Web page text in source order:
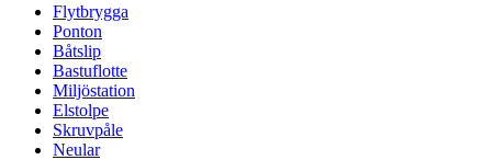
Flytbrygga
Ponton
Båtslip
Bastuflotte
Miljöstation
Elstolpe
Skruvpåle
Neular